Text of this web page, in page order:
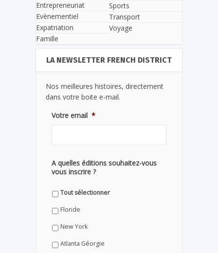
Entrepreneuriat
Evènementiel
Expatriation
Famille
Sports
Transport
Voyage
LA NEWSLETTER FRENCH DISTRICT
Nos meilleures histoires, directement
dans votre boite e-mail.
Votre email *
A quelles éditions souhaitez-vous
vous inscrire ?
Tout sélectionner
Floride
New York
Atlanta Géorgie